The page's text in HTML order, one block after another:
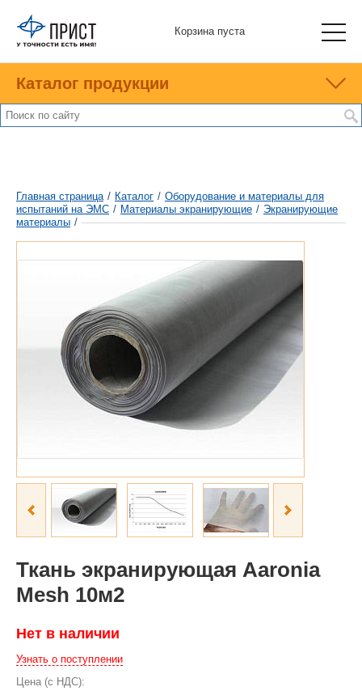
Корзина пуста
Каталог продукции
Главная страница / Каталог / Оборудование и материалы для
испытаний на ЭМС / Материалы экранирующие / Экранирующие
материалы /
Ткань экранирующая Aaronia
Mesh 10м2
Нет в наличии
Узнать о поступлении
Цена (с НДС):